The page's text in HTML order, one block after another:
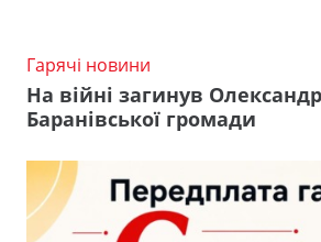
Гарячі новини
На війні загинув
Баранівської громади